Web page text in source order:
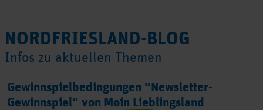
NORDFRIESLAND-BLOG
Infos zu aktuellen Themen
Gewinnspielbedingungen "Newsletter-
Gewinnspiel" von Moin Lieblingsland